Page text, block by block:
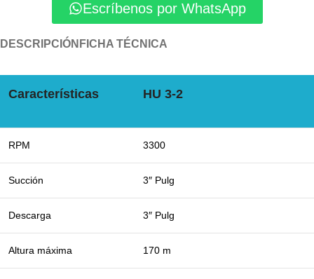
Escríbenos por WhatsApp
DESCRIPCIÓN FICHA TÉCNICA
Características HU 3-2
RPM 3300
Succión 3″ Pulg
Descarga 3″ Pulg
Altura máxima 170 m